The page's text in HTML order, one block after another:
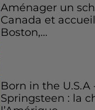
Aménager un
Canada et
Boston,...
Born in the U.S.A
Springsteen : la